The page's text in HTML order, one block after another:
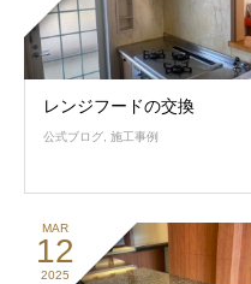
レンジフードの交換
公式ブログ, 施工事例
MAR
12
2025